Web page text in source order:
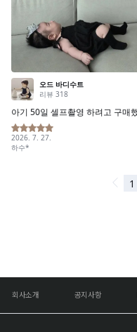
회사소개 공지사항